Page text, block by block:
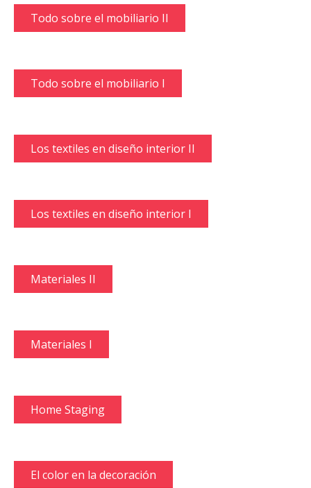
Todo sobre el mobiliario II
Todo sobre el mobiliario I
Los textiles en diseño interior II
Los textiles en diseño interior I
Materiales II
Materiales I
Home Staging
El color en la decoración